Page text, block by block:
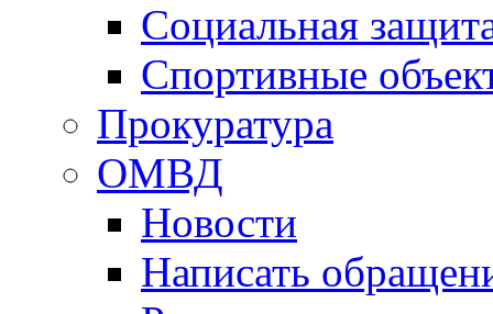
Социальная
Спортивные
Прокуратура
ОМВД
Новости
Написать